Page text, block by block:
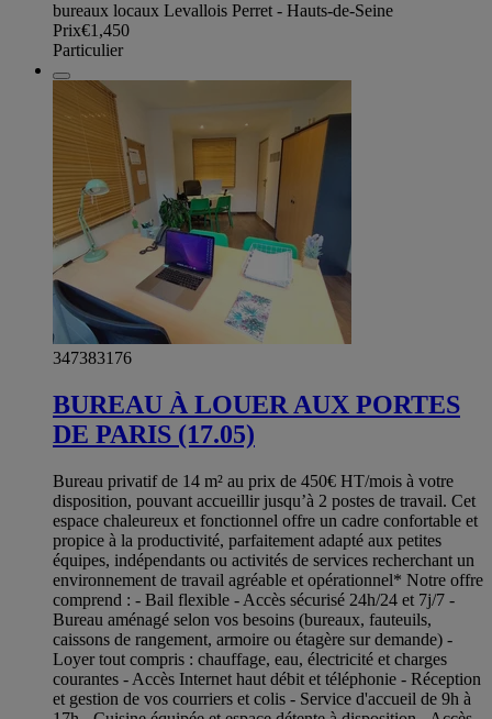
bureaux locaux Levallois Perret - Hauts-de-Seine
Prix€1,450
Particulier
347383176
BUREAU À LOUER AUX PORTES
DE PARIS (17.05)
Bureau privatif de 14 m² au prix de 450€ HT/mois à votre
disposition, pouvant accueillir jusqu’à 2 postes de travail. Cet
espace chaleureux et fonctionnel offre un cadre confortable et
propice à la productivité, parfaitement adapté aux petites
équipes, indépendants ou activités de services recherchant un
environnement de travail agréable et opérationnel* Notre offre
comprend : - Bail flexible - Accès sécurisé 24h/24 et 7j/7 -
Bureau aménagé selon vos besoins (bureaux, fauteuils,
caissons de rangement, armoire ou étagère sur demande) -
Loyer tout compris : chauffage, eau, électricité et charges
courantes - Accès Internet haut débit et téléphonie - Réception
et gestion de vos courriers et colis - Service d'accueil de 9h à